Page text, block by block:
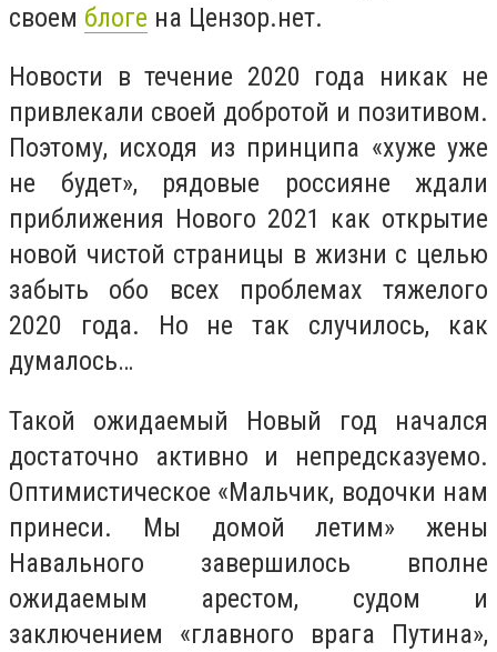
своем блоге на Цензор.нет.
Новости в течение 2020 года никак не
привлекали своей добротой и позитивом.
Поэтому, исходя из принципа «хуже уже
не будет», рядовые россияне ждали
приближения Нового 2021 как открытие
новой чистой страницы в жизни с целью
забыть обо всех проблемах тяжелого
2020 года. Но не так случилось, как
думалось…
Такой ожидаемый Новый год начался
достаточно активно и непредсказуемо.
Оптимистическое «Мальчик, водочки нам
принеси. Мы домой летим» жены
Навального завершилось вполне
ожидаемым арестом, судом и
заключением «главного врага Путина»,